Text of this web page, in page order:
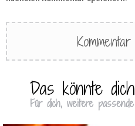
Das könnte
Für dich, weitere